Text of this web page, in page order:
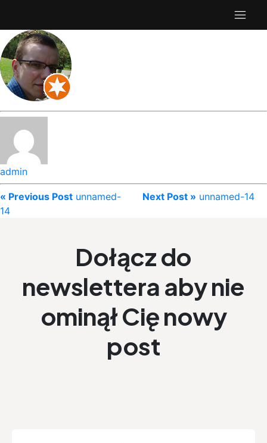
admin
« Previous Post unnamed-
14
Next Post » unnamed-14
Dołącz do
newslettera aby nie
ominął Cię nowy
post